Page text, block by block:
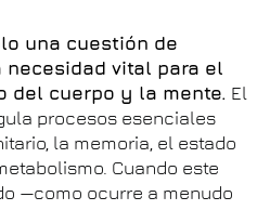
una cuestión de
necesidad vital para el
del cuerpo y la mente. El
procesos esenciales
la memoria, el estado
Cuando este
—como ocurre a menudo